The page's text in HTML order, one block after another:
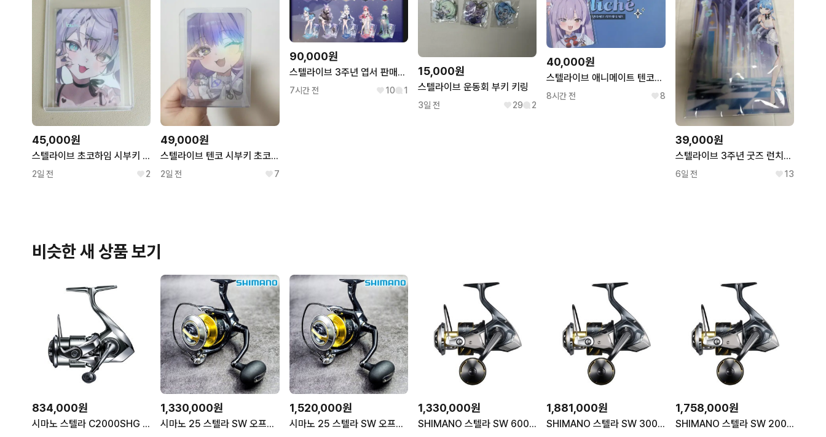
45,000원
스텔라이브 초코하임 시부키 사인 포토카드
2일 전 2
49,000원
스텔라이브 텐코 시부키 초코하임 화이트하임 스폐셜 포카 포토카드 콜라보
2일 전 7
90,000원
스텔라이브 3주년 엽서 판매합니다.
7시간 전 10 1
15,000원
스텔라이브 운동회 부키 키링
3일 전 29 2
40,000원
스텔라이브 애니메이트 텐코시부키 러브레터 세트,포토카드
8시간 전 8
39,000원
스텔라이브 3주년 굿즈 런치매트 타비
6일 전 13
비슷한 새 상품 보기
834,000원
시마노 스텔라 C2000SHG 스피닝릴 윤성보증서
1,330,000원
시마노 25 스텔라 SW 오프쇼어 부시리 방어 참치 빅게임 스피닝릴 6000HG
1,520,000원
시마노 25 스텔라 SW 오프쇼어 부시리 방어 참치 빅게임 스피닝릴 14000XG
1,330,000원
SHIMANO 스텔라 SW 6000HG (26)
1,881,000원
SHIMANO 스텔라 SW 30000PG (26)
1,758,000원
SHIMANO 스텔라 SW 20000PG (26)